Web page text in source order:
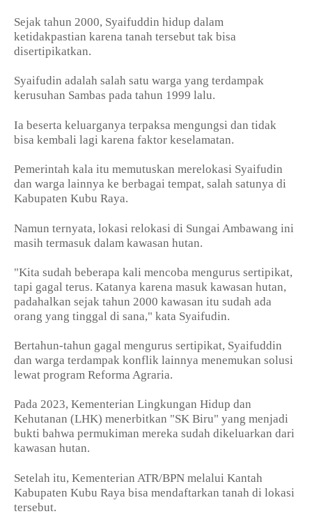
Sejak tahun 2000, Syaifuddin hidup dalam
ketidakpastian karena tanah tersebut tak bisa
disertipikatkan.
Syaifudin adalah salah satu warga yang terdampak
kerusuhan Sambas pada tahun 1999 lalu.
Ia beserta keluarganya terpaksa mengungsi dan tidak
bisa kembali lagi karena faktor keselamatan.
Pemerintah kala itu memutuskan merelokasi Syaifudin
dan warga lainnya ke berbagai tempat, salah satunya di
Kabupaten Kubu Raya.
Namun ternyata, lokasi relokasi di Sungai Ambawang ini
masih termasuk dalam kawasan hutan.
"Kita sudah beberapa kali mencoba mengurus sertipikat,
tapi gagal terus. Katanya karena masuk kawasan hutan,
padahalkan sejak tahun 2000 kawasan itu sudah ada
orang yang tinggal di sana," kata Syaifudin.
Bertahun-tahun gagal mengurus sertipikat, Syaifuddin
dan warga terdampak konflik lainnya menemukan solusi
lewat program Reforma Agraria.
Pada 2023, Kementerian Lingkungan Hidup dan
Kehutanan (LHK) menerbitkan "SK Biru" yang menjadi
bukti bahwa permukiman mereka sudah dikeluarkan dari
kawasan hutan.
Setelah itu, Kementerian ATR/BPN melalui Kantah
Kabupaten Kubu Raya bisa mendaftarkan tanah di lokasi
tersebut.